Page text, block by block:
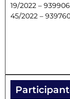
19/2022 –
45/2022 –